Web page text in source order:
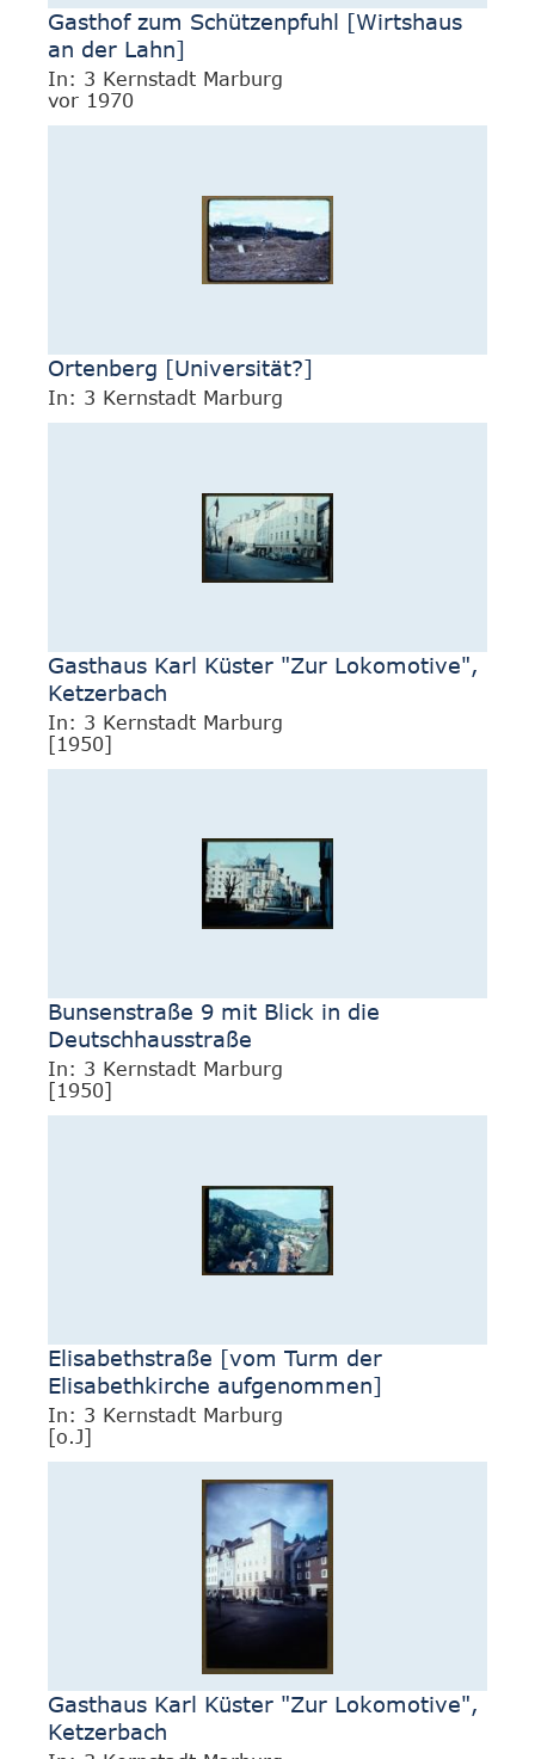
Gasthof zum Schützenpfuhl [Wirtshaus
an der Lahn]
In: 3 Kernstadt Marburg
vor 1970
Ortenberg [Universität?]
In: 3 Kernstadt Marburg
Gasthaus Karl Küster "Zur Lokomotive",
Ketzerbach
In: 3 Kernstadt Marburg
[1950]
Bunsenstraße 9 mit Blick in die
Deutschhausstraße
In: 3 Kernstadt Marburg
[1950]
Elisabethstraße [vom Turm der
Elisabethkirche aufgenommen]
In: 3 Kernstadt Marburg
[o.J]
Gasthaus Karl Küster "Zur Lokomotive",
Ketzerbach